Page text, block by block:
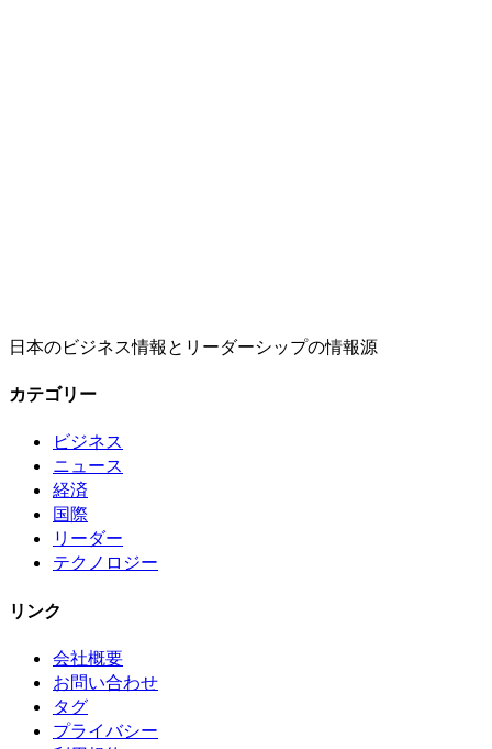
日本のビジネス情報とリーダーシップの情報源
カテゴリー
ビジネス
ニュース
経済
国際
リーダー
テクノロジー
リンク
会社概要
お問い合わせ
タグ
プライバシー